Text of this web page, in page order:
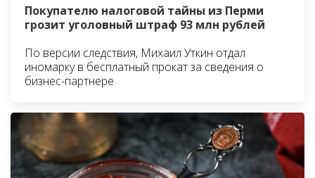
Покупателю налоговой тайны из Перми
грозит уголовный штраф 93 млн рублей
По версии следствия, Михаил Уткин отдал
иномарку в бесплатный прокат за сведения о
бизнес-партнере